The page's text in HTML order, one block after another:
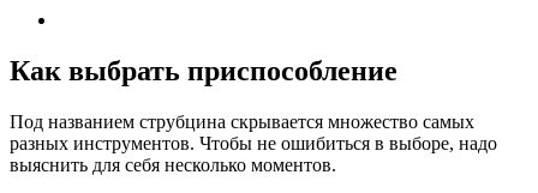
Как выбрать приспособление
Под названием струбцина скрывается множество самых
разных инструментов. Чтобы не ошибиться в выборе, надо
выяснить для себя несколько моментов.